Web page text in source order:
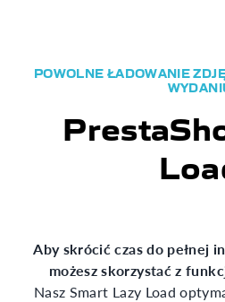
POWOLNE ŁADOWANIE
Aby skrócić czas do pełnej
możesz skorzystać z
Nasz Smart Lazy Load